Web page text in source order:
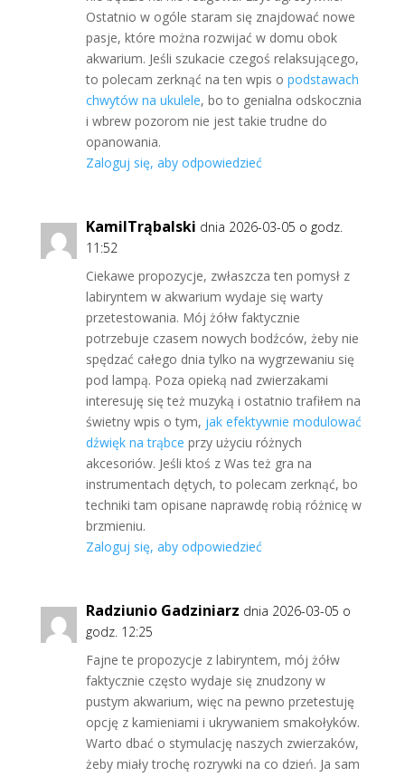
Ostatnio w ogóle staram się znajdować nowe
pasje, które można rozwijać w domu obok
akwarium. Jeśli szukacie czegoś relaksującego,
to polecam zerknąć na ten wpis o podstawach
chwytów na ukulele, bo to genialna odskocznia
i wbrew pozorom nie jest takie trudne do
opanowania.
Zaloguj się, aby odpowiedzieć
KamilTrąbalski dnia 2026-03-05 o godz.
11:52
Ciekawe propozycje, zwłaszcza ten pomysł z
labiryntem w akwarium wydaje się warty
przetestowania. Mój żółw faktycznie
potrzebuje czasem nowych bodźców, żeby nie
spędzać całego dnia tylko na wygrzewaniu się
pod lampą. Poza opieką nad zwierzakami
interesuję się też muzyką i ostatnio trafiłem na
świetny wpis o tym, jak efektywnie modulować
dźwięk na trąbce przy użyciu różnych
akcesoriów. Jeśli ktoś z Was też gra na
instrumentach dętych, to polecam zerknąć, bo
techniki tam opisane naprawdę robią różnicę w
brzmieniu.
Zaloguj się, aby odpowiedzieć
Radziunio Gadziniarz dnia 2026-03-05 o
godz. 12:25
Fajne te propozycje z labiryntem, mój żółw
faktycznie często wydaje się znudzony w
pustym akwarium, więc na pewno przetestuję
opcję z kamieniami i ukrywaniem smakołyków.
Warto dbać o stymulację naszych zwierzaków,
żeby miały trochę rozrywki na co dzień. Ja sam